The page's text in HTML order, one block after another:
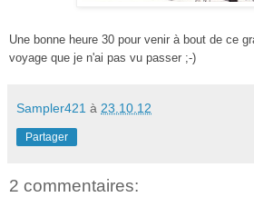
Une bonne heure 30 pour venir à bout de ce
voyage que je n'ai pas vu passer ;-)
Sampler421 à 23.10.12
Partager
2 commentaires: